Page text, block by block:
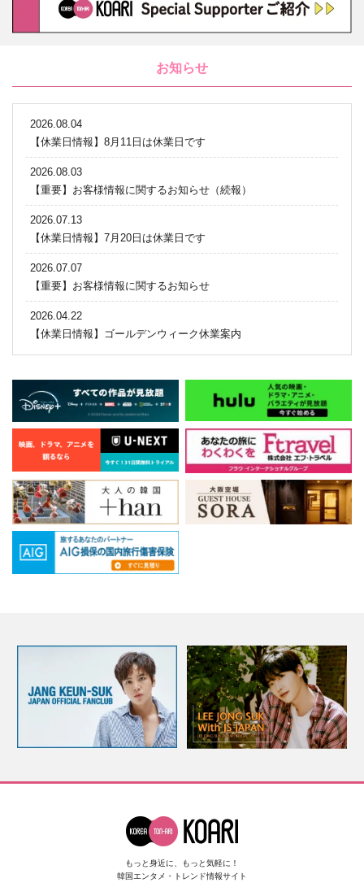
お知らせ
2026.08.04
【休業日情報】8月11日は休業日です
2026.08.03
【重要】お客様情報に関するお知らせ（続報）
2026.07.13
【休業日情報】7月20日は休業日です
2026.07.07
【重要】お客様情報に関するお知らせ
2026.04.22
【休業日情報】ゴールデンウィーク休業案内
もっと身近に、もっと気軽に！
韓国エンタメ・トレンド情報サイト